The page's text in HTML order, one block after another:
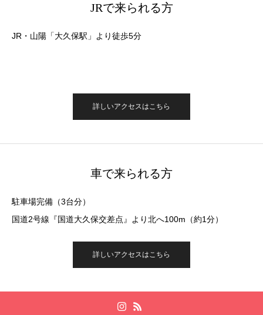
JRで来られる方
JR・山陽「大久保駅」より徒歩5分
詳しいアクセスはこちら
車で来られる方
駐車場完備（3台分）
国道2号線『国道大久保交差点』より北へ100m（約1分）
詳しいアクセスはこちら